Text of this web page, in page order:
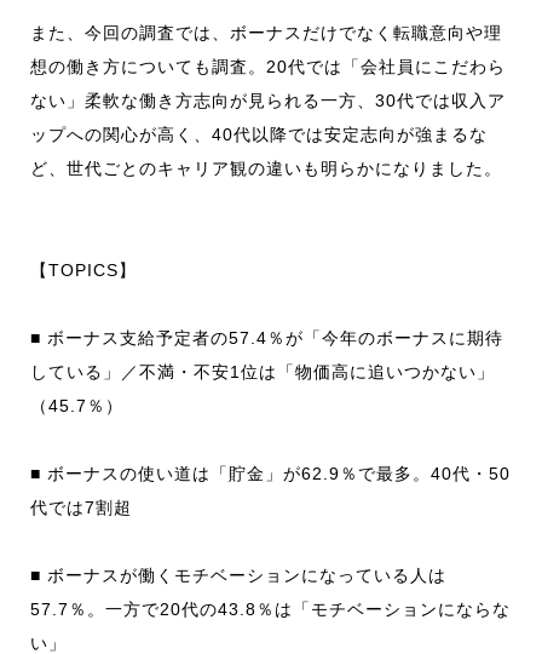
また、今回の調査では、ボーナスだけでなく転職意向や理
想の働き方についても調査。20代では「会社員にこだわら
ない」柔軟な働き方志向が見られる一方、30代では収入ア
ップへの関心が高く、40代以降では安定志向が強まるな
ど、世代ごとのキャリア観の違いも明らかになりました。
【TOPICS】
■ ボーナス支給予定者の57.4％が「今年のボーナスに期待
している」／不満・不安1位は「物価高に追いつかない」
（45.7％）
■ ボーナスの使い道は「貯金」が62.9％で最多。40代・50
代では7割超
■ ボーナスが働くモチベーションになっている人は
57.7％。一方で20代の43.8％は「モチベーションにならな
い」